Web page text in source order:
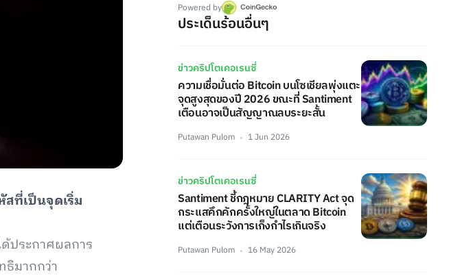
ที่เป็นจุดเริ่ม
ประกาศผลการ
ธิมากกว่า
Powered by
ประเด็นร้อนอื่นๆ
ข่าวคริปโตเคอเรนซี่
ความเชื่อมั่นต่อ Bitcoin บนโซเชียลพุ่งแตะ
จุดสูงสุดของปี 2026 ขณะที่ Santiment
เตือนอาจเป็นสัญญาณลบระยะสั้น
Putawan Pulom 1 Jun 2026
ข่าวคริปโตเคอเรนซี่
Santiment ชี้กฎหมาย CLARITY Act จุด
กระแสคึกคักครั้งใหญ่ในตลาด Bitcoin
แต่เตือนระวังการเก็งกำไรเกินจริง
Putawan Pulom 16 May 2026